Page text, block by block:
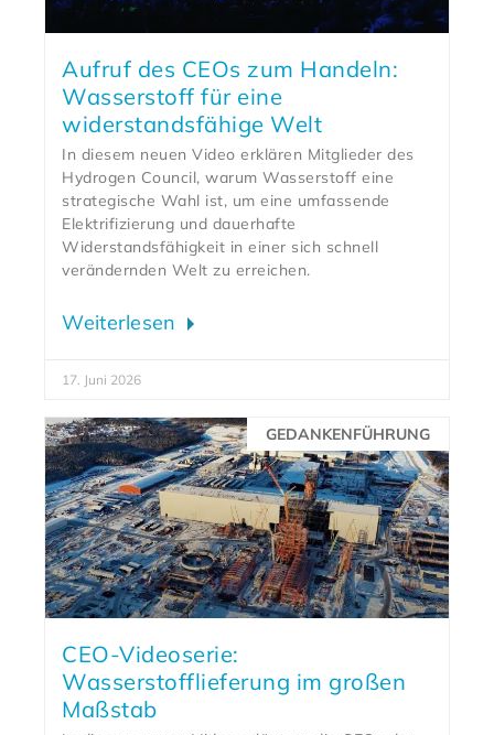
Aufruf des CEOs zum Handeln:
Wasserstoff für eine
widerstandsfähige Welt
In diesem neuen Video erklären Mitglieder des
Hydrogen Council, warum Wasserstoff eine
strategische Wahl ist, um eine umfassende
Elektrifizierung und dauerhafte
Widerstandsfähigkeit in einer sich schnell
verändernden Welt zu erreichen.
Weiterlesen
17. Juni 2026
GEDANKENFÜHRUNG
CEO-Videoserie:
Wasserstofflieferung im großen
Maßstab